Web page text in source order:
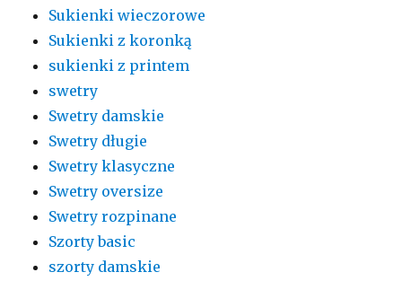
Sukienki wieczorowe
Sukienki z koronką
sukienki z printem
swetry
Swetry damskie
Swetry długie
Swetry klasyczne
Swetry oversize
Swetry rozpinane
Szorty basic
szorty damskie